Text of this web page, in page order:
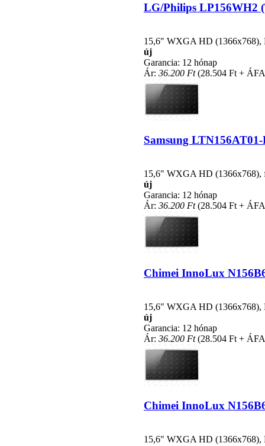
LG/Philips LP156WH2
15,6" WXGA HD (1366x768),
új
Garancia: 12 hónap
Ár: 36.200 Ft(28.504 Ft +
Samsung
15,6" WXGA HD (1366x768),
új
Garancia: 12 hónap
Ár: 36.200 Ft(28.504 Ft +
Chimei InnoLux
15,6" WXGA HD (1366x768),
új
Garancia: 12 hónap
Ár: 36.200 Ft(28.504 Ft +
Chimei InnoLux
15,6" WXGA HD (1366x768),